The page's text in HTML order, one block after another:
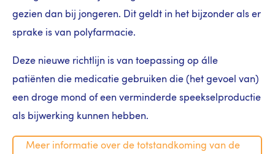
gezien dan bij jongeren. Dit geldt in het bijzonder als er
sprake is van polyfarmacie.
Deze nieuwe richtlijn is van toepassing op álle
patiënten die medicatie gebruiken die (het gevoel van)
een droge mond of een verminderde speekselproductie
als bijwerking kunnen hebben.
Meer informatie over de totstandkoming van de